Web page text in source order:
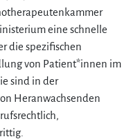
eine schnelle
die spezifischen
von Patient*innen im
sind in der
Heranwachsenden